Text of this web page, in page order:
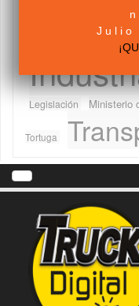
componentes DGT
Legislación
Ministerio
Tortuga
Julio